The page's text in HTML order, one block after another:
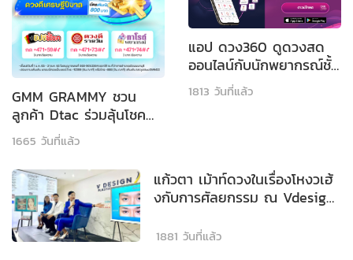
GMM GRAMMY ชวน
ลูกค้า Dtac ร่วมลุ้นโชค
มูลค่ารวมกว่าล้านบาท!
1665 วันที่แล้ว
แอป ดวง360 ดูดวงสด
ออนไลน์กับนักพยากรณ์ชั้น
นำของไทย โหลดเลย!
1813 วันที่แล้ว
แก้วตา เม้าท์ดวงในเรื่องโหงวเฮ้
งกับการศัลยกรรม ณ Vdesign
1881 วันที่แล้ว